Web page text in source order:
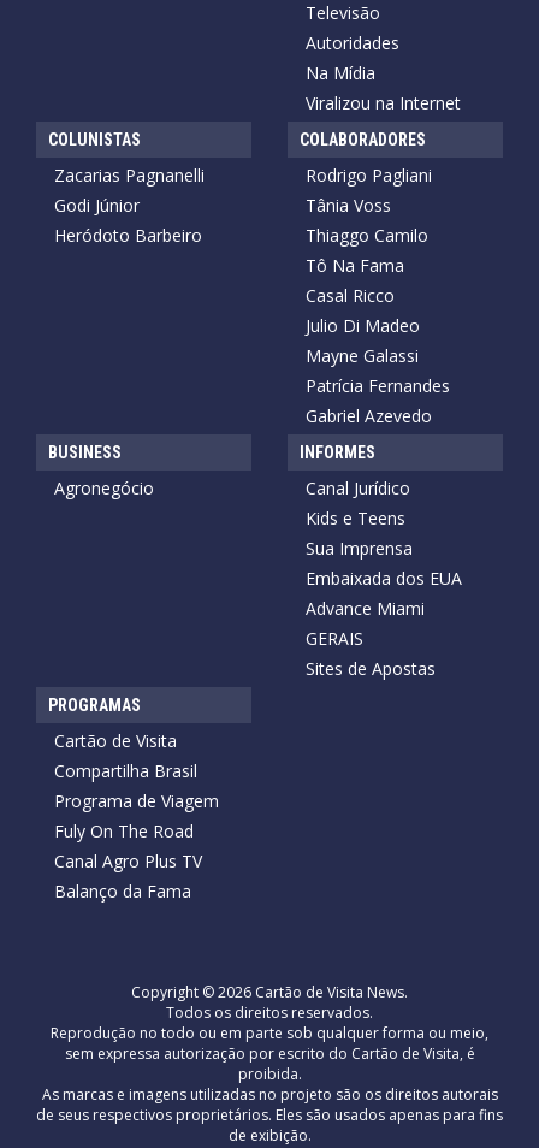
Televisão
Autoridades
Na Mídia
Viralizou na Internet
COLUNISTAS
Zacarias Pagnanelli
Godi Júnior
Heródoto Barbeiro
COLABORADORES
Rodrigo Pagliani
Tânia Voss
Thiaggo Camilo
Tô Na Fama
Casal Ricco
Julio Di Madeo
Mayne Galassi
Patrícia Fernandes
Gabriel Azevedo
BUSINESS
Agronegócio
INFORMES
Canal Jurídico
Kids e Teens
Sua Imprensa
Embaixada dos EUA
Advance Miami
GERAIS
Sites de Apostas
PROGRAMAS
Cartão de Visita
Compartilha Brasil
Programa de Viagem
Fuly On The Road
Canal Agro Plus TV
Balanço da Fama
Copyright © 2026 Cartão de Visita News.
Todos os direitos reservados.
Reprodução no todo ou em parte sob qualquer forma ou meio,
sem expressa autorização por escrito do Cartão de Visita, é
proibida.
As marcas e imagens utilizadas no projeto são os direitos autorais
de seus respectivos proprietários. Eles são usados ​​apenas para fins
de exibição.